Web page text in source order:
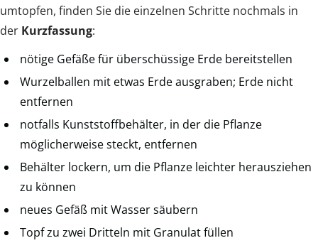
umtopfen, finden Sie die einzelnen Schritte nochmals in
der Kurzfassung:
nötige Gefäße für überschüssige Erde bereitstellen
Wurzelballen mit etwas Erde ausgraben; Erde nicht
entfernen
notfalls Kunststoffbehälter, in der die Pflanze
möglicherweise steckt, entfernen
Behälter lockern, um die Pflanze leichter herausziehen
zu können
neues Gefäß mit Wasser säubern
Topf zu zwei Dritteln mit Granulat füllen